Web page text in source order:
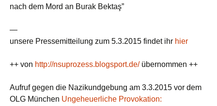
nach dem Mord an Burak Bektaş”
—
unsere Pressemitteilung zum 5.3.2015 findet ihr hier
++ von http://nsuprozess.blogsport.de/ übernommen ++
Aufruf gegen die Nazikundgebung am 3.3.2015 vor dem
OLG München Ungeheuerliche Provokation: